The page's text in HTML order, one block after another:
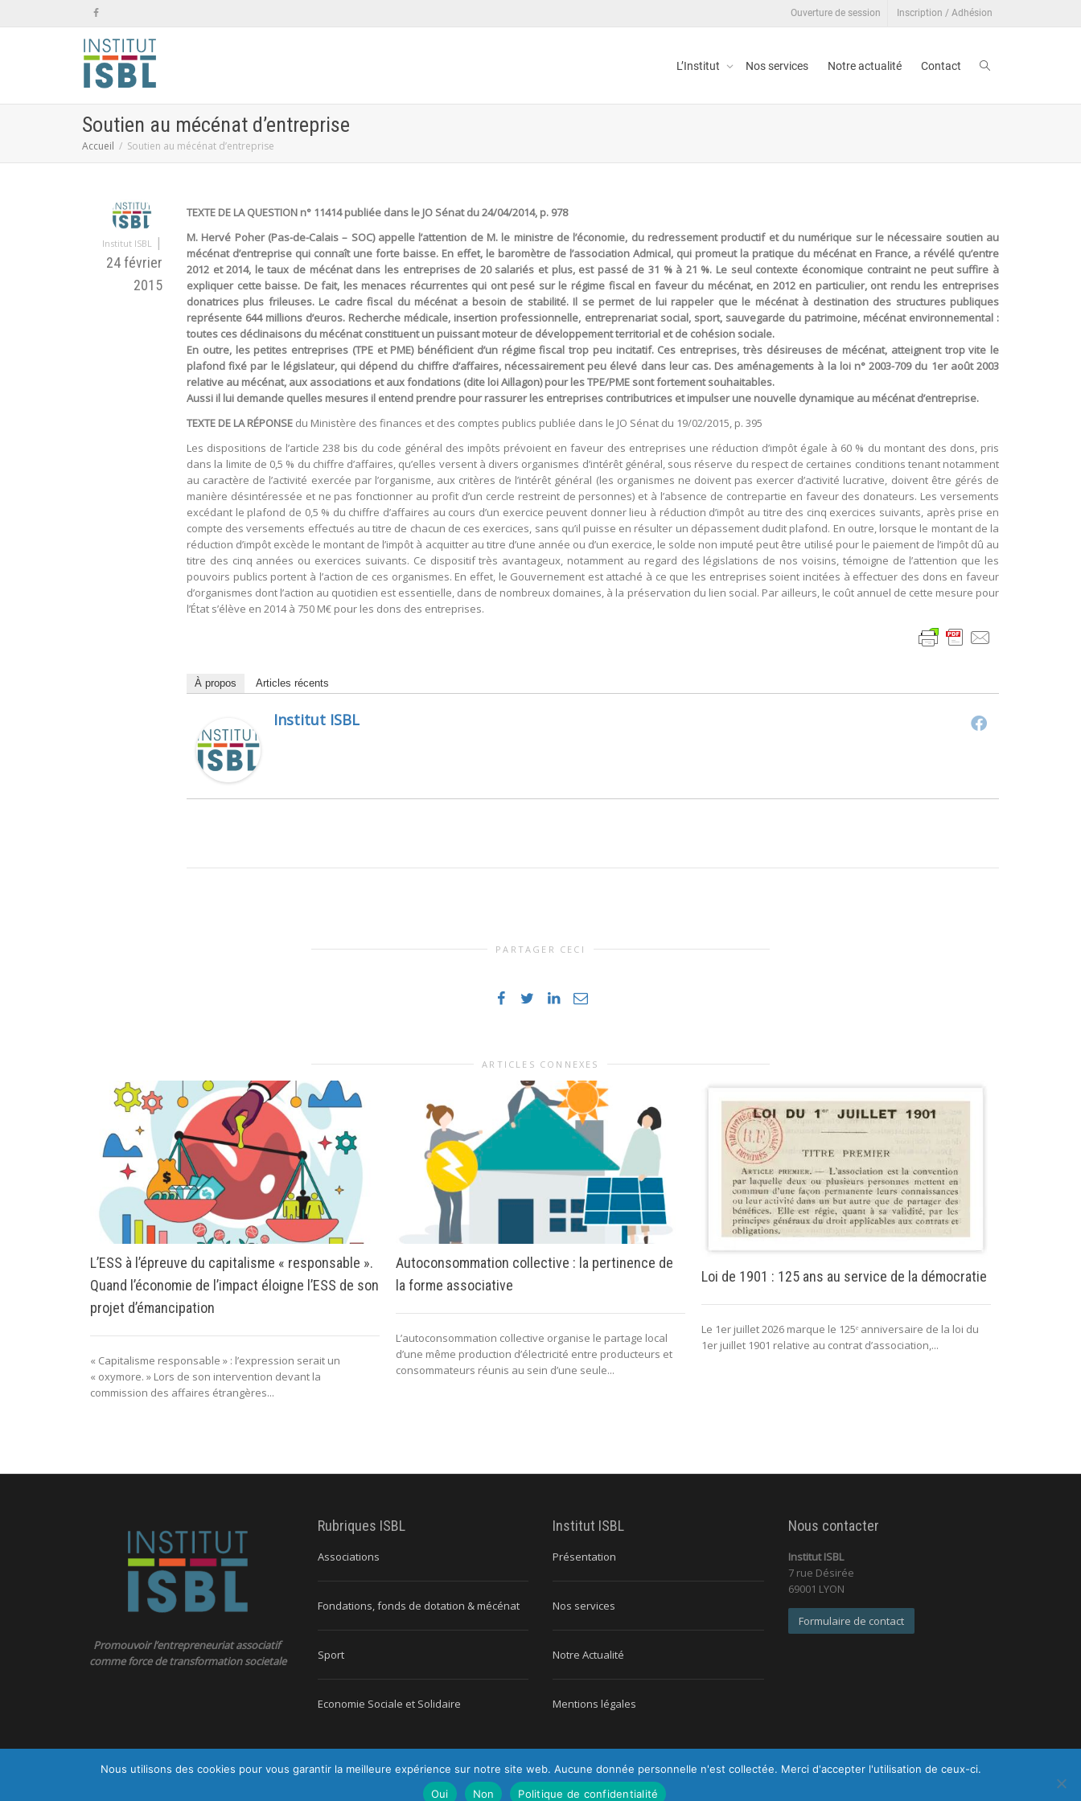
Ouverture de session Inscription / Adhésion
L’Institut Nos services Notre actualité Contact
Soutien au mécénat d’entreprise
Accueil Soutien au mécénat d’entreprise
Institut ISBL |
24 février
2015
TEXTE DE LA QUESTION n° 11414 publiée dans le JO Sénat du 24/04/2014, p. 978
M. Hervé Poher (Pas-de-Calais – SOC) appelle l’attention de M. le ministre de l’économie, du redressement productif et du numérique sur le nécessaire soutien au
mécénat d’entreprise qui connaît une forte baisse. En effet, le baromètre de l’association Admical, qui promeut la pratique du mécénat en France, a révélé qu’entre
2012 et 2014, le taux de mécénat dans les entreprises de 20 salariés et plus, est passé de 31 % à 21 %. Le seul contexte économique contraint ne peut suffire à
expliquer cette baisse. De fait, les menaces récurrentes qui ont pesé sur le régime fiscal en faveur du mécénat, en 2012 en particulier, ont rendu les entreprises
donatrices plus frileuses. Le cadre fiscal du mécénat a besoin de stabilité. Il se permet de lui rappeler que le mécénat à destination des structures publiques
représente 644 millions d’euros. Recherche médicale, insertion professionnelle, entreprenariat social, sport, sauvegarde du patrimoine, mécénat environnemental :
toutes ces déclinaisons du mécénat constituent un puissant moteur de développement territorial et de cohésion sociale.
En outre, les petites entreprises (TPE et PME) bénéficient d’un régime fiscal trop peu incitatif. Ces entreprises, très désireuses de mécénat, atteignent trop vite le
plafond fixé par le législateur, qui dépend du chiffre d’affaires, nécessairement peu élevé dans leur cas. Des aménagements à la loi n° 2003-709 du 1er août 2003
relative au mécénat, aux associations et aux fondations (dite loi Aillagon) pour les TPE/PME sont fortement souhaitables.
Aussi il lui demande quelles mesures il entend prendre pour rassurer les entreprises contributrices et impulser une nouvelle dynamique au mécénat d’entreprise.
TEXTE DE LA RÉPONSE du Ministère des finances et des comptes publics publiée dans le JO Sénat du 19/02/2015, p. 395
Les dispositions de l’article 238 bis du code général des impôts prévoient en faveur des entreprises une réduction d’impôt égale à 60 % du montant des dons, pris
dans la limite de 0,5 % du chiffre d’affaires, qu’elles versent à divers organismes d’intérêt général, sous réserve du respect de certaines conditions tenant notamment
au caractère de l’activité exercée par l’organisme, aux critères de l’intérêt général (les organismes ne doivent pas exercer d’activité lucrative, doivent être gérés de
manière désintéressée et ne pas fonctionner au profit d’un cercle restreint de personnes) et à l’absence de contrepartie en faveur des donateurs. Les versements
excédant le plafond de 0,5 % du chiffre d’affaires au cours d’un exercice peuvent donner lieu à réduction d’impôt au titre des cinq exercices suivants, après prise en
compte des versements effectués au titre de chacun de ces exercices, sans qu’il puisse en résulter un dépassement dudit plafond. En outre, lorsque le montant de la
réduction d’impôt excède le montant de l’impôt à acquitter au titre d’une année ou d’un exercice, le solde non imputé peut être utilisé pour le paiement de l’impôt dû au
titre des cinq années ou exercices suivants. Ce dispositif très avantageux, notamment au regard des législations de nos voisins, témoigne de l’attention que les
pouvoirs publics portent à l’action de ces organismes. En effet, le Gouvernement est attaché à ce que les entreprises soient incitées à effectuer des dons en faveur
d’organismes dont l’action au quotidien est essentielle, dans de nombreux domaines, à la préservation du lien social. Par ailleurs, le coût annuel de cette mesure pour
l’État s’élève en 2014 à 750 M€ pour les dons des entreprises.
À propos Articles récents
Institut ISBL
PARTAGER CECI
ARTICLES CONNEXES
L’ESS à l’épreuve du capitalisme « responsable ».
Quand l’économie de l’impact éloigne l’ESS de son
projet d’émancipation
« Capitalisme responsable » : l’expression serait un
« oxymore. » Lors de son intervention devant la
commission des affaires étrangères...
Autoconsommation collective : la pertinence de
la forme associative
L’autoconsommation collective organise le partage local
d’une même production d’électricité entre producteurs et
consommateurs réunis au sein d’une seule...
Loi de 1901 : 125 ans au service de la démocratie
Le 1er juillet 2026 marque le 125ᵉ anniversaire de la loi du
1er juillet 1901 relative au contrat d’association,...
Promouvoir l’entrepreneuriat associatif
comme force de transformation societale
Rubriques ISBL
Associations
Fondations, fonds de dotation & mécénat
Sport
Economie Sociale et Solidaire
Institut ISBL
Présentation
Nos services
Notre Actualité
Mentions légales
Nous contacter
Institut ISBL
7 rue Désirée
69001 LYON
Formulaire de contact
Tous droits réservés |Mentions légales|Politique de confidentialité
Nous utilisons des cookies pour vous garantir la meilleure expérience sur notre site web. Aucune donnée personnelle n'est collectée. Merci d'accepter l'utilisation de ceux-ci.
Oui
Non Politique de confidentialité